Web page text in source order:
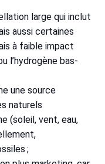
large qui inclut
aussi certaines
à faible impact
l’hydrogène bas-
une source
naturels
(soleil, vent, eau,
;